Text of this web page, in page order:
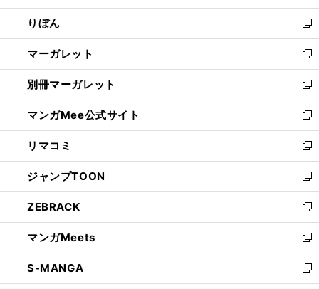
開
く
ウ
で
開
く
ン
ド
ウ
で
開
く
ウ
ィ
ン
ド
ウ
で
開
く
りぼん
新
し
い
ウ
ィ
ン
ド
ウ
で
開
く
マーガレット
新
し
い
ウ
ィ
ン
ド
ウ
で
開
く
別冊マーガレット
新
し
い
ウ
ィ
ン
ド
ウ
で
開
く
マンガMee公式サイト
新
し
い
ウ
ィ
ン
ド
ウ
で
開
く
リマコミ
新
し
い
ウ
ィ
ン
ド
ウ
で
開
ジャンプTOON
新
し
い
ウ
ィ
ン
ド
ウ
ZEBRACK
新
し
い
ウ
ィ
ン
マンガMeets
新
し
い
ウ
S-MANGA
新
し